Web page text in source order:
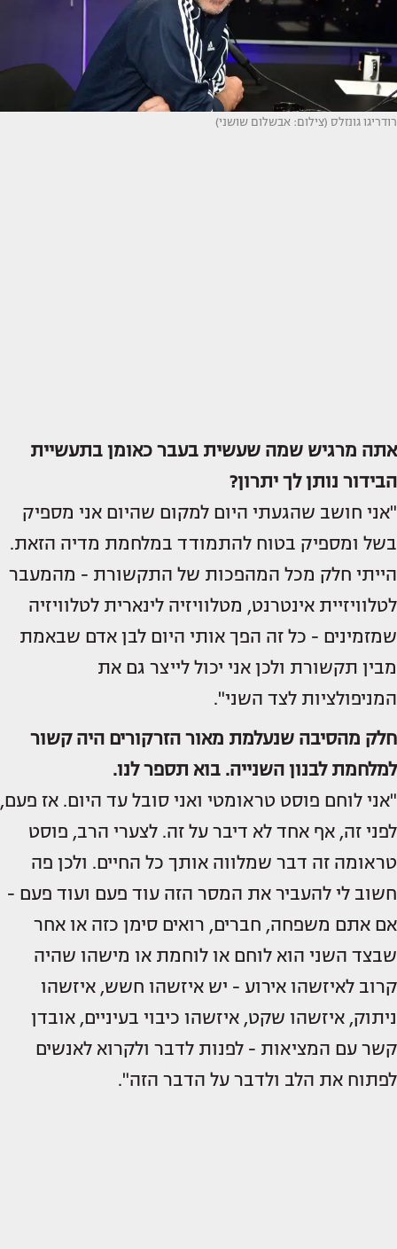
רודריגו גונזלס (צילום: אבשלום שושני)
אתה מרגיש שמה שעשית בעבר כאומן בתעשיית
הבידור נותן לך יתרון?
"אני חושב שהגעתי היום למקום שהיום אני מספיק
בשל ומספיק בטוח להתמודד במלחמת מדיה הזאת.
הייתי חלק מכל המהפכות של התקשורת - מהמעבר
לטלוויזיית אינטרנט, מטלוויזיה לינארית לטלוויזיה
שמזמינים - כל זה הפך אותי היום לבן אדם שבאמת
מבין תקשורת ולכן אני יכול לייצר גם את
המניפולציות לצד השני".
חלק מהסיבה שנעלמת מאור הזרקורים היה קשור
למלחמת לבנון השנייה. בוא תספר לנו.
"אני לוחם פוסט טראומטי ואני סובל עד היום. אז פעם,
לפני זה, אף אחד לא דיבר על זה. לצערי הרב, פוסט
טראומה זה דבר שמלווה אותך כל החיים. ולכן פה
חשוב לי להעביר את המסר הזה עוד פעם ועוד פעם -
אם אתם משפחה, חברים, רואים סימן כזה או אחר
שבצד השני הוא לוחם או לוחמת או מישהו שהיה
קרוב לאיזשהו אירוע - יש איזשהו חשש, איזשהו
ניתוק, איזשהו שקט, איזשהו כיבוי בעיניים, אובדן
קשר עם המציאות - לפנות לדבר ולקרוא לאנשים
לפתוח את הלב ולדבר על הדבר הזה".